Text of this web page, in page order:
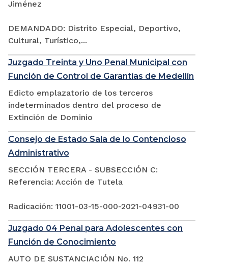
Jiménez
DEMANDADO: Distrito Especial, Deportivo,
Cultural, Turístico,...
Juzgado Treinta y Uno Penal Municipal con
Función de Control de Garantías de Medellín
Edicto emplazatorio de los terceros
indeterminados dentro del proceso de
Extinción de Dominio
Consejo de Estado Sala de lo Contencioso
Administrativo
SECCIÓN TERCERA - SUBSECCIÓN C:
Referencia: Acción de Tutela
Radicación: 11001-03-15-000-2021-04931-00
Juzgado 04 Penal para Adolescentes con
Función de Conocimiento
AUTO DE SUSTANCIACIÓN No. 112